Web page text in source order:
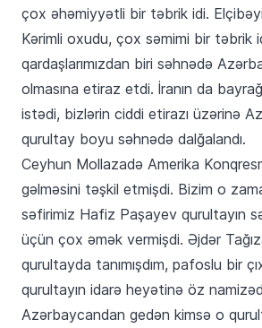
çox əhəmiyyətli bir təbrik idi.
Kərimli oxudu, çox səmimi bir təbrik
qardaşlarımızdan biri səhnədə
olmasına etiraz etdi. İranın da
istədi, bizlərin ciddi etirazı üzərinə
qurultay boyu səhnədə dalğalandı.
Ceyhun Mollazadə Amerika
gəlməsini təşkil etmişdi. Bizim o
səfirimiz Hafiz Paşayev qurultayın
üçün çox əmək vermişdi. Əjdər
qurultayda tanımışdım, pafoslu bir
qurultayın idarə heyətinə öz
Azərbaycandan gedən kimsə o